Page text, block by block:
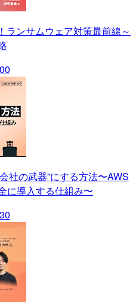
ランサムウェア対策最前線～
社の武器”にする方法〜AWS
に導入する仕組み〜